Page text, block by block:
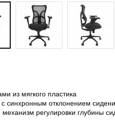
из мягкого пластика
синхронным отклонением
регулировки глубины